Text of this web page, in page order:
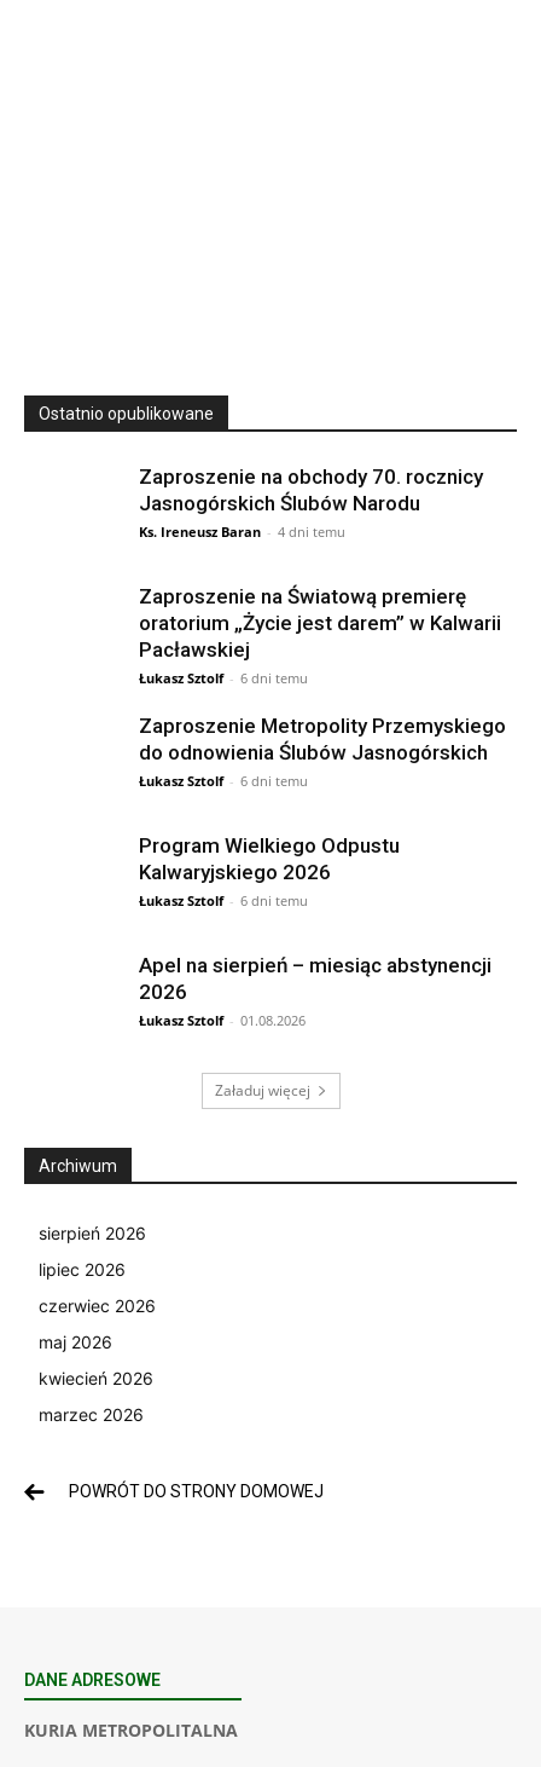
Ostatnio opublikowane
Zaproszenie na obchody 70. rocznicy
Jasnogórskich Ślubów Narodu
Ks. Ireneusz Baran - 4 dni temu
Zaproszenie na Światową premierę
oratorium „Życie jest darem” w Kalwarii
Pacławskiej
Łukasz Sztolf - 6 dni temu
Zaproszenie Metropolity Przemyskiego
do odnowienia Ślubów Jasnogórskich
Łukasz Sztolf - 6 dni temu
Program Wielkiego Odpustu
Kalwaryjskiego 2026
Łukasz Sztolf - 6 dni temu
Apel na sierpień – miesiąc abstynencji
2026
Łukasz Sztolf - 01.08.2026
Załaduj więcej
Archiwum
sierpień 2026
lipiec 2026
czerwiec 2026
maj 2026
kwiecień 2026
marzec 2026
POWRÓT DO STRONY DOMOWEJ
DANE ADRESOWE
KURIA METROPOLITALNA